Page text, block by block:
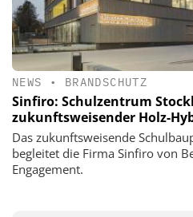
NEWS • BRANDSCHUTZ
Sinfiro: Schulzentrum
zukunftsweisender Holz-
Das zukunftsweisende
begleitet die Firma Sinfiro von
Engagement.